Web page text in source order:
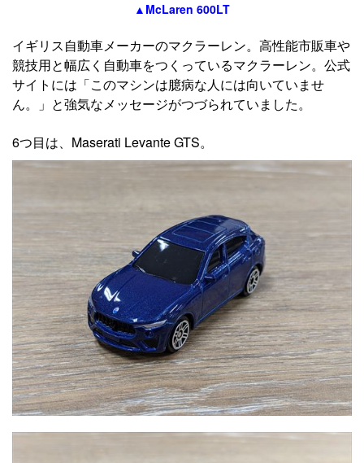
▲McLaren 600LT
イギリス自動車メーカーのマクラーレン。高性能市販車や
競技用と幅広く自動車をつくっているマクラーレン。公式
サイトには「このマシンは臆病な人には向いていませ
ん。」と強気なメッセージがつづられていました。
6つ目は、Maserati Levante GTS。